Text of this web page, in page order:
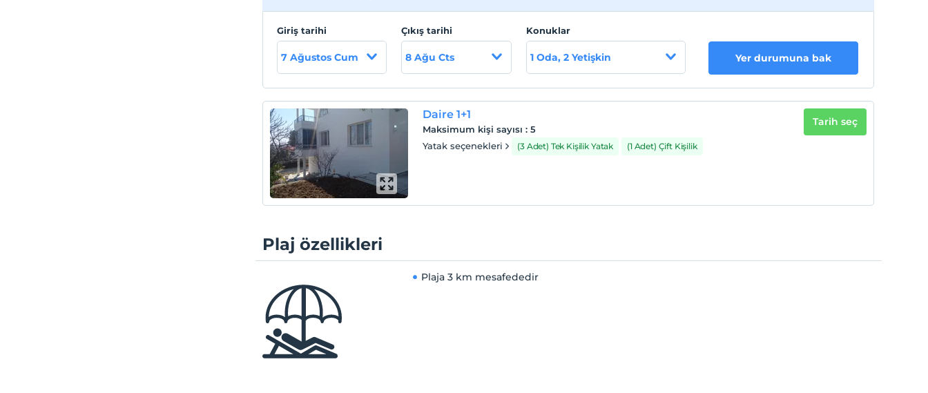
Giriş tarihi
7 Ağustos Cum
Çıkış tarihi
8 Ağu Cts
Konuklar
1 Oda, 2 Yetişkin Yer durumuna bak
Daire 1+1
Maksimum kişi sayısı :5
Yatak seçenekleri
(3 Adet) Tek Kişilik Yatak (1 Adet) Çift Kişilik
Tarih seç
Plaj özellikleri
Plaja 3 km mesafededir